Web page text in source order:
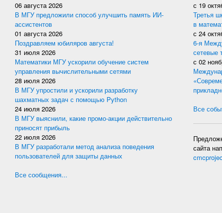
06 августа 2026
В МГУ предложили способ улучшить память ИИ-
ассистентов
01 августа 2026
Поздравляем юбиляров августа!
31 июля 2026
Математики МГУ ускорили обучение систем
управления вычислительными сетями
28 июля 2026
В МГУ упростили и ускорили разработку
шахматных задач с помощью Python
24 июля 2026
В МГУ выяснили, какие промо-акции действительно
приносят прибыль
22 июля 2026
В МГУ разработали метод анализа поведения
пользователей для защиты данных
Все сообщения...
с 19
Третья
в
с 24
6-я
сетевые
с 02
Все
сайта